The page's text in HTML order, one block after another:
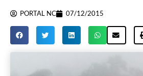
PORTAL NC 07/12/2015